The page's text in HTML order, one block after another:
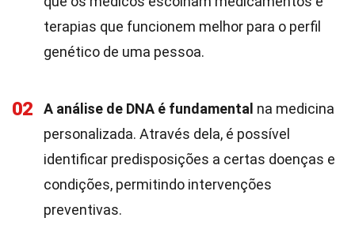
terapias que funcionem melhor para o perfil
genético de uma pessoa.
02 A análise de DNA é fundamental na medicina
personalizada. Através dela, é possível
identificar predisposições a certas doenças e
condições, permitindo intervenções
preventivas.